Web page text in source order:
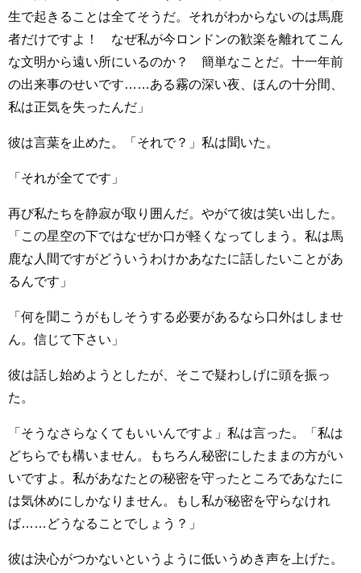
生で起きることは全てそうだ。それがわからないのは馬鹿
者だけですよ！ なぜ私が今ロンドンの歓楽を離れてこん
な文明から遠い所にいるのか？ 簡単なことだ。十一年前
の出来事のせいです……ある霧の深い夜、ほんの十分間、
私は正気を失ったんだ」
彼は言葉を止めた。「それで？」私は聞いた。
「それが全てです」
再び私たちを静寂が取り囲んだ。やがて彼は笑い出した。
「この星空の下ではなぜか口が軽くなってしまう。私は馬
鹿な人間ですがどういうわけかあなたに話したいことがあ
るんです」
「何を聞こうがもしそうする必要があるなら口外はしませ
ん。信じて下さい」
彼は話し始めようとしたが、そこで疑わしげに頭を振っ
た。
「そうなさらなくてもいいんですよ」私は言った。「私は
どちらでも構いません。もちろん秘密にしたままの方がい
いですよ。私があなたとの秘密を守ったところであなたに
は気休めにしかなりません。もし私が秘密を守らなけれ
ば……どうなることでしょう？」
彼は決心がつかないというように低いうめき声を上げた。